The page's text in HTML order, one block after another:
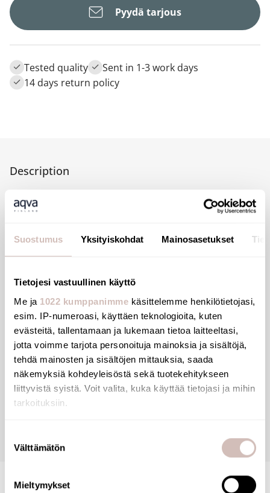
Suostumus Yksityiskohdat Mainosasetukset
Tietojesi vastuullinen käyttö
Me ja 1022 kumppanimme käsittelemme henkilötietojasi,
esim. IP-numeroasi, käyttäen teknologioita, kuten
evästeitä, tallentamaan ja lukemaan tietoa laitteeltasi,
jotta voimme tarjota personoituja mainoksia ja sisältöjä,
tehdä mainosten ja sisältöjen mittauksia, saada
näkemyksiä kohdeyleisöstä sekä tuotekehitykseen
liittyvistä syistä. Voit valita, kuka käyttää tietojasi ja mihin
tarkoituksiin.
Kerätä tietoja maantieteellisestä sijainnistasi,
Tunnistaa laitteesi skannaamalla sen ominaispiirteitä
valinta
Välttämätön
Mieltymykset
Pyydä tarjous
Tested quality
Sent in 1-3 work days
14 days return policy
Description
Solenoid valve.
For TEMPOMATIC 4 urinals and recessed BINOPTIC
Union MM1/2".
Works with a 6V power supply.
Dimensions: 67mm.
Reviews